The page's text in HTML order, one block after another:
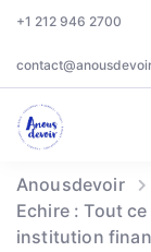
+1 212 946 2700
Anousdevoir
Echire : Tout
institution